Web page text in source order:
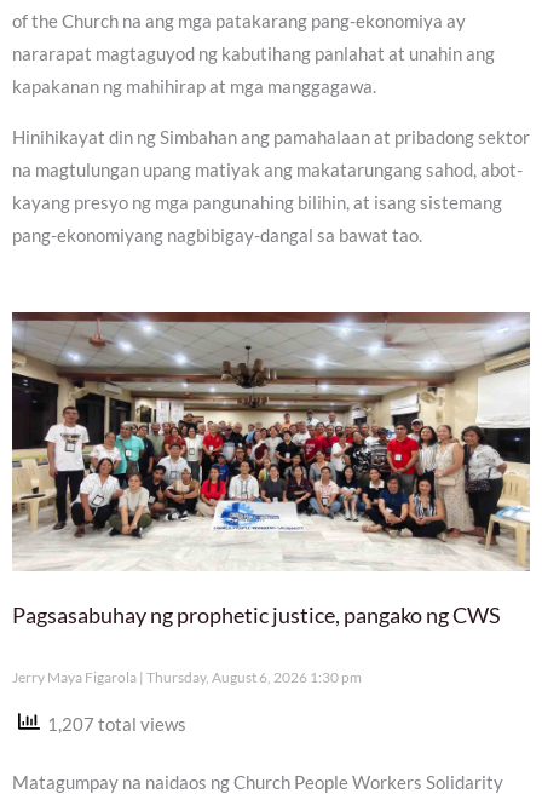
of the Church na ang mga patakarang pang-ekonomiya ay
nararapat magtaguyod ng kabutihang panlahat at unahin ang
kapakanan ng mahihirap at mga manggagawa.
Hinihikayat din ng Simbahan ang pamahalaan at pribadong sektor
na magtulungan upang matiyak ang makatarungang sahod, abot-
kayang presyo ng mga pangunahing bilihin, at isang sistemang
pang-ekonomiyang nagbibigay-dangal sa bawat tao.
Pagsasabuhay ng prophetic justice, pangako ng CWS
Jerry Maya Figarola Thursday, August 6, 2026 1:30 pm
1,207 total views
Matagumpay na naidaos ng Church People Workers Solidarity